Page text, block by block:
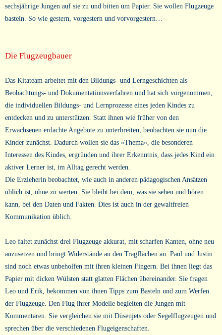
sechsjährige Jungen auf sie zu und bitten um Papier. Sie wollen Flugzeuge
basteln. So wie gestern, vorgestern und vorvorgestern…
Die Flugzeugbauer
Das Kitateam arbeitet mit den Bildungs- und Lerngeschichten als
Beobachtungs- und Dokumentationsverfahren und hat sich vorgenommen,
die individuellen Bildungs- und Lernprozesse eines jeden Kindes zu
entdecken und zu unterstützen. Statt ihnen wie früher von den
Erwachsenen erdachte Angebote zu unterbreiten, beobachten sie nun die
Kinder zunächst. Dadurch wollen sie das »Thema«, die besonderen
Interessen des Kindes, ergründen und ihrer Erkenntnis, dass jedes Kind ein
aktiver Lerner ist, im Alltag gerecht werden.
Die Erzieherin beobachtet, wie auch in anderen pädagogischen Ansätzen
üblich ist, ohne zu werten. Sie bleibt bei dem, was sie sehen und hören
kann, bei den Daten und Fakten. Dies ist auch in der gewaltfreien
Kommunikation üblich.
Leo faltet zunächst drei Flugzeuge akkurat, mit scharfen Kanten, ohne neu
anzusetzen und bringt Widerstände an den Tragflächen an. Paul und Justin
sind noch etwas unbeholfen mit ihren kleinen Fingern. Bei ihnen liegt das
Papier mit dicken Wülsten statt glatten Flächen übereinander. Sie fragen
Leo und Erik, bekommen von ihnen Tipps zum Basteln und zum Werfen
der Flugzeuge. Den Flug ihrer Modelle begleiten die Jungen mit
Kommentaren. Sie vergleichen sie mit Düsenjets oder Segelflugzeugen und
sprechen über die verschiedenen Flugeigenschaften.